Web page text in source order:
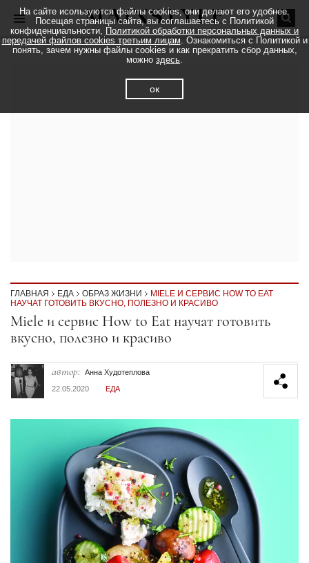
ГЛАВНАЯ ЕДА ОБРАЗ ЖИЗНИ
MIELE И СЕРВИС HOW TO EAT
НАУЧАТ ГОТОВИТЬ ВКУСНО, ПОЛЕЗНО И КРАСИВО
Секция статей
Miele и сервис How to Eat научат готовить
вкусно, полезно и красиво
автор: Анна Худотеплова
22.05.2020
ЕДА
На сайте исользуются файлы cookies, они делают его удобнее.
Посещая страницы сайта, вы соглашаетесь с Политикой
конфиденциальности, Политикой обработки персональных данных и
передачей файлов cookies третьим лицам. Ознакомиться с Политикой и
понять, зачем нужны файлы cookies и как прекратить сбор данных,
можно здесь.
ок